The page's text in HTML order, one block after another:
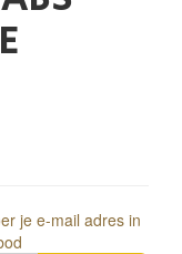
je e-mail adres in